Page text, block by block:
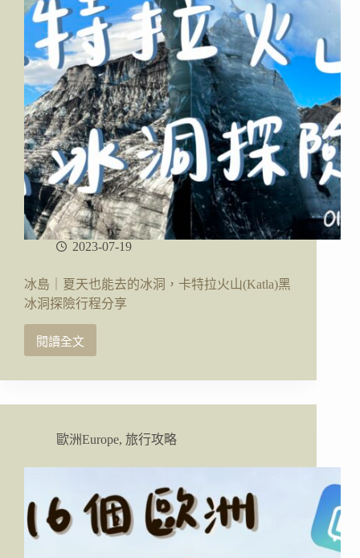
2023-07-19
冰島｜夏天也能去的冰洞，卡特拉火山(Katla)黑
冰洞探險行程分享
閱讀全文
冰
｜
也
能
去
冰
洞，
卡
歐洲Europe, 旅行攻略